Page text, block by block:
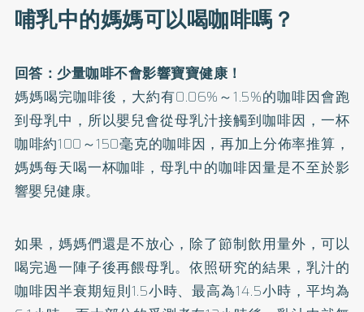
哺乳中的媽媽可以喝咖啡嗎？
回答：少量咖啡不會影響寶寶健康！
媽媽喝完咖啡後，大約有0.06%～1.5%的咖啡因會跑
到母乳中，所以嬰兒會從母乳汁接觸到咖啡因，一杯
咖啡約100～150毫克的咖啡因，再加上分佈率推算，
媽媽每天喝一杯咖啡，母乳中的咖啡因量是不至於影
響嬰兒健康。
如果，媽媽們還是不放心，除了節制飲用量外，可以
喝完過一陣子後再餵母乳。依照研究的結果，乳汁的
咖啡因半衰期短則1.5小時、最高為14.5小時，平均為